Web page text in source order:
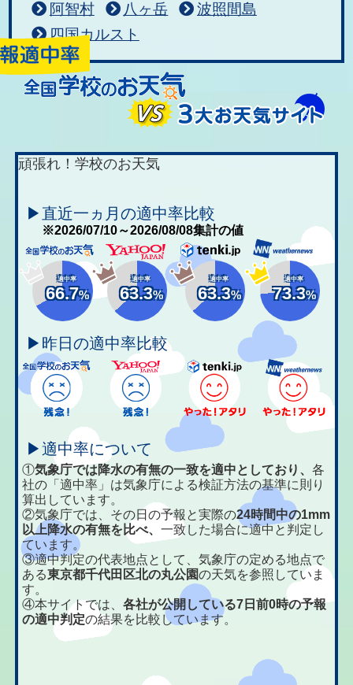
阿智村
八ヶ岳
波照間島
四国カルスト
頑張れ！学校のお天気
▶直近一ヵ月の適中率比較
※2026/07/10～2026/08/08集計の値
適中率
66.7%
適中率
63.3%
適中率
63.3%
適中率
73.3%
▶昨日の適中率比較
▶適中率について
①気象庁では降水の有無の一致を適中としており、各
社の「適中率」は気象庁による検証方法の基準に則り
算出しています。
②気象庁では、その日の予報と実際の24時間中の1mm
以上降水の有無を比べ、一致した場合に適中と判定し
ています。
③適中判定の代表地点として、気象庁の定める地点で
ある東京都千代田区北の丸公園の天気を参照していま
す。
④本サイトでは、各社が公開している7日前0時の予報
の適中判定の結果を比較しています。